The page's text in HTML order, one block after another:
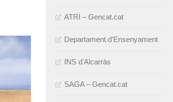
ATRI – Gencat.cat
Departament d'Ensenyament
INS d'Alcarràs
SAGA – Gencat.cat